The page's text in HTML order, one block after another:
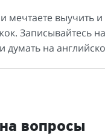
мечтаете выучить
Записывайтесь
думать на
вопросы